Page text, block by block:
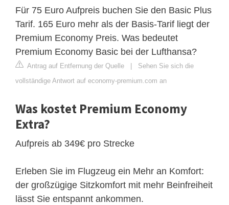
Für 75 Euro Aufpreis buchen Sie den Basic Plus
Tarif. 165 Euro mehr als der Basis-Tarif liegt der
Premium Economy Preis. Was bedeutet
Premium Economy Basic bei der Lufthansa?
Antrag auf Entfernung der Quelle
Sehen Sie sich die
vollständige Antwort auf economy-premium.com an
Was kostet Premium Economy
Extra?
Aufpreis ab 349€ pro Strecke
Erleben Sie im Flugzeug ein Mehr an Komfort:
der großzügige Sitzkomfort mit mehr Beinfreiheit
lässt Sie entspannt ankommen.